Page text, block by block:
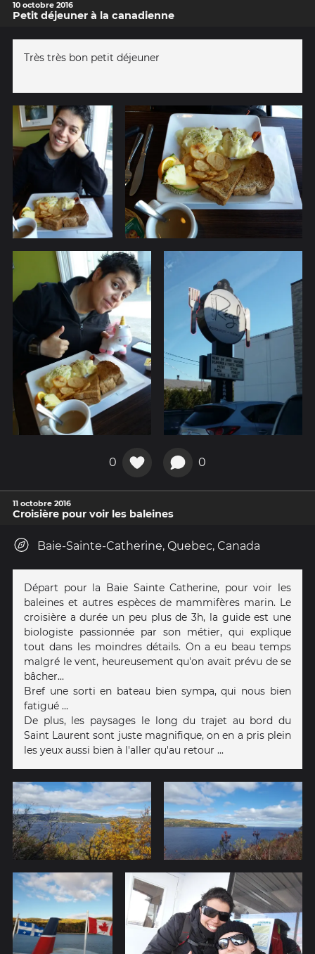
10 octobre 2016
Petit déjeuner à la canadienne
Très très bon petit déjeuner
0 0
11 octobre 2016
Croisière pour voir les baleines
Baie-Sainte-Catherine, Quebec, Canada
Départ pour la Baie Sainte Catherine, pour voir les
baleines et autres espèces de mammifères marin. Le
croisière a durée un peu plus de 3h, la guide est une
biologiste passionnée par son métier, qui explique
tout dans les moindres détails. On a eu beau temps
malgré le vent, heureusement qu'on avait prévu de se
bâcher...
Bref une sorti en bateau bien sympa, qui nous bien
fatigué ...
De plus, les paysages le long du trajet au bord du
Saint Laurent sont juste magnifique, on en a pris plein
les yeux aussi bien à l'aller qu'au retour ...